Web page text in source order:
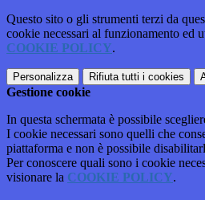
Questo sito o gli strumenti terzi da
cookie necessari al funzionamento ed
COOKIE POLICY.
Personalizza Rifiuta tutti i cookies
Gestione cookie
In questa schermata è possibile
I cookie necessari sono quelli che
piattaforma e non è possibile
Per conoscere quali sono i cookie
visionare la COOKIE POLICY.